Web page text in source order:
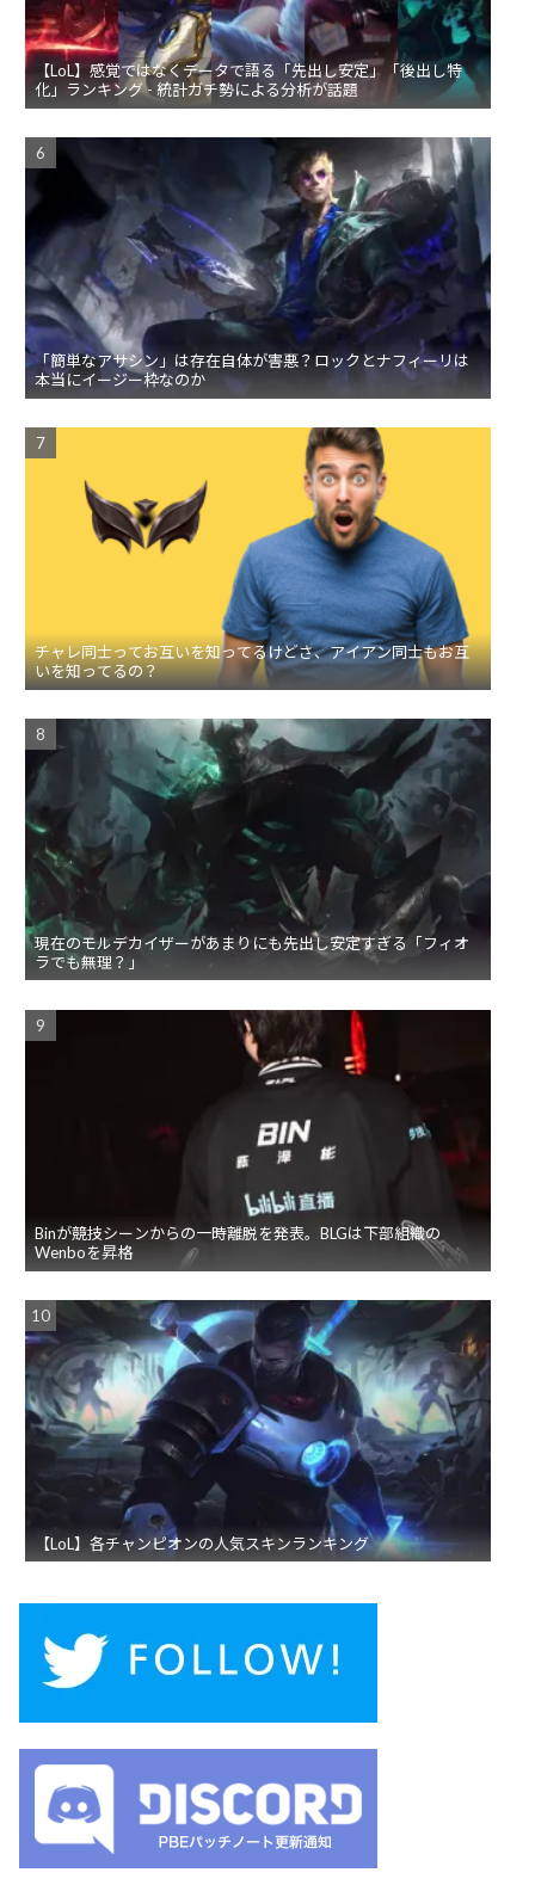
【LoL】感覚ではなくデータで語る「先出し安定」「後出し特
化」ランキング - 統計ガチ勢による分析が話題
「簡単なアサシン」は存在自体が害悪？ロックとナフィーリは
本当にイージー枠なのか
チャレ同士ってお互いを知ってるけどさ、アイアン同士もお互
いを知ってるの？
現在のモルデカイザーがあまりにも先出し安定すぎる「フィオ
ラでも無理？」
Binが競技シーンからの一時離脱を発表。BLGは下部組織の
Wenboを昇格
【LoL】各チャンピオンの人気スキンランキング